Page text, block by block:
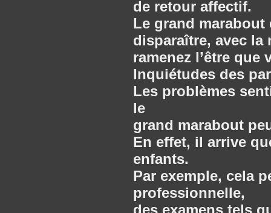
de retour affectif.
Le grand
disparaître, avec la
ramenez l’être
Inquiétudes des
Les problèmes
le
grand marabout
En effet, il arrive
enfants.
Par exemple, cela
professionnelle,